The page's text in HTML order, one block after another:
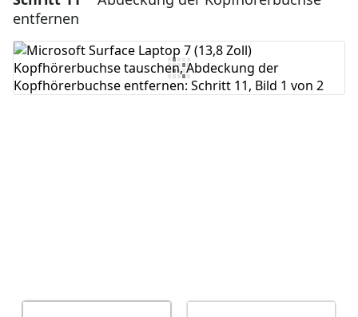
Kommentar hinzufügen
entfernen